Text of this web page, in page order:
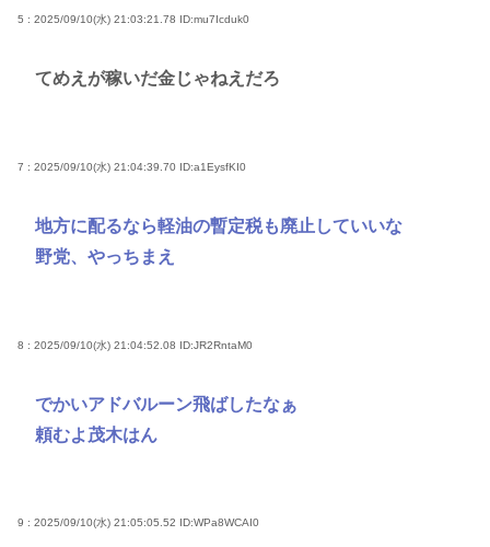
5 : 2025/09/10(水) 21:03:21.78 ID:mu7Icduk0
てめえが稼いだ金じゃねえだろ
7 : 2025/09/10(水) 21:04:39.70 ID:a1EysfKI0
地方に配るなら軽油の暫定税も廃止していいな
野党、やっちまえ
8 : 2025/09/10(水) 21:04:52.08 ID:JR2RntaM0
でかいアドバルーン飛ばしたなぁ
頼むよ茂木はん
9 : 2025/09/10(水) 21:05:05.52 ID:WPa8WCAI0